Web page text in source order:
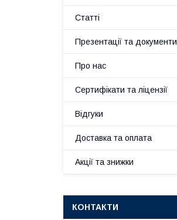
Статті
Презентації та документи
Про нас
Сертифікати та ліцензії
Відгуки
Доставка та оплата
Акції та знижки
КОНТАКТИ